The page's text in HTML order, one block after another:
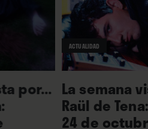
por...
ACTUALIDAD
La semana
Raül de
24 de